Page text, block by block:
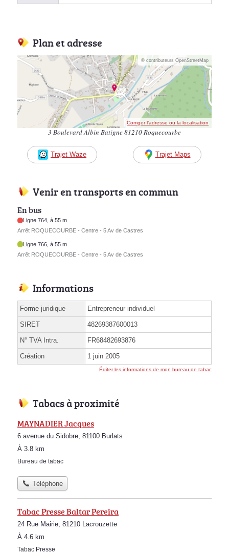
Plan et adresse
© contributeurs OpenStreetMap
Corriger l’adresse ou la localisation
3 Boulevard Albin Batigne 81210 Roquecourbe
Trajet Waze Trajet Maps
Venir en transports en commun
En bus
Ligne 764, à 55 m
Arrêt ROQUECOURBE - Centre - 5 Av de Castres
Ligne 766, à 55 m
Arrêt ROQUECOURBE - Centre - 5 Av de Castres
Informations
Forme juridique Entrepreneur individuel
SIRET 48269387600013
N° TVA Intra. FR68482693876
Création 1 juin 2005
Éditer les informations de mon bureau de tabac
Tabacs à proximité
MAYNADIER Jacques
6 avenue du Sidobre, 81100 Burlats
À 3.8 km
Bureau de tabac
Téléphone
Tabac Presse Baltar Pereira
24 Rue Mairie, 81210 Lacrouzette
À 4.6 km
Tabac Presse